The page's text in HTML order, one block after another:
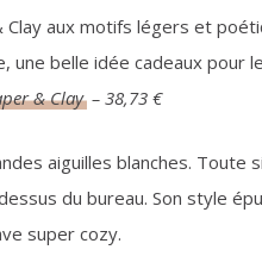
aux motifs légers et
une belle idée cadeaux pour
& Clay – 38,73 €
aiguilles blanches. Toute
du bureau. Son style
super cozy.